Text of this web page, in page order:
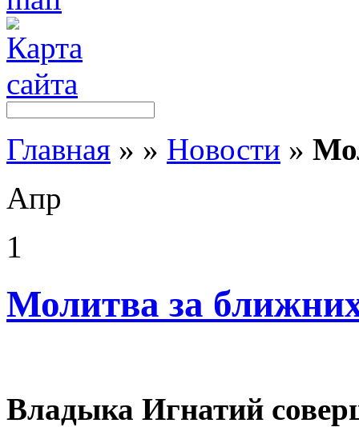
Главная » » Новости »
Апр
1
Молитва за
Владыка Игнатий